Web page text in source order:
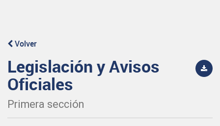
Volver
Legislación y Avisos
Oficiales
Primera sección